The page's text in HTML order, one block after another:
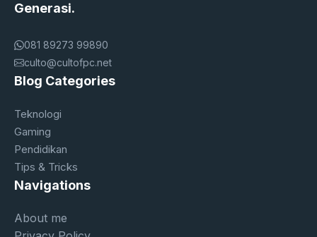
Generasi.
081 89273 99890
culto@cultofpc.net
Blog Categories
Teknologi
Gaming
Pendidikan
Tips & Tricks
Navigations
About me